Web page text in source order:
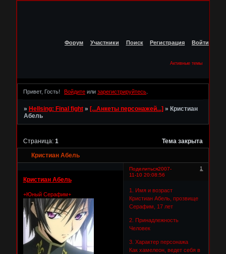
Форум Участники Поиск Регистрация Войти
Активные темы
Привет, Гость! Войдите илизарегистрируйтесь
» Hellsing: Final fight » [...Анкеты персонажей...] » Кристиан
Абель
Кристиан Абель
Страница: 1 Тема закрыта
Поделиться 1
2007-
11-10 20:08:56
Кристиан Абель
+Юный Серафим+
1. Имя и возраст
Кристиан Абель, прозвище
Серафим, 17 лет
2. Принадлежность
Человек
3. Характер персонажа
Как хамелеон, ведет себя в